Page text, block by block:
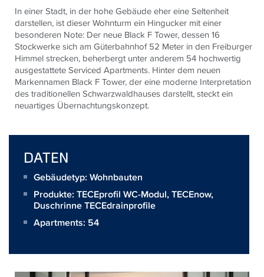
In einer Stadt, in der hohe Gebäude eher eine Seltenheit
darstellen, ist dieser Wohnturm ein Hingucker mit einer
besonderen Note: Der neue Black F Tower, dessen 16
Stockwerke sich am Güterbahnhof 52 Meter in den Freiburger
Himmel strecken, beherbergt unter anderem 54 hochwertig
ausgestattete Serviced Apartments. Hinter dem neuen
Markennamen Black F Tower, der eine moderne Interpretation
des traditionellen Schwarzwaldhauses darstellt, steckt ein
neuartiges Übernachtungskonzept.
DATEN
Gebäudetyp: Wohnbauten
Produkte: TECEprofil WC-Modul,TECEnow,
Duschrinne TECEdrainprofile
Apartments: 54